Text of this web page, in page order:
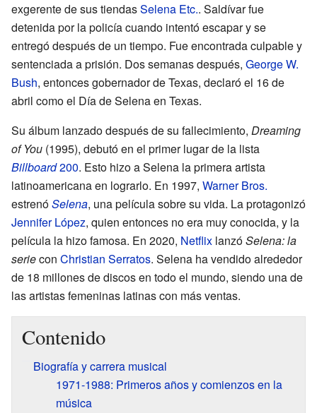
exgerente de sus tiendasSelena Etc.. Saldívar fue
detenida por la policía cuando intentó escapar y se
entregó después de un tiempo. Fue encontrada culpable y
sentenciada a prisión. Dos semanas después, George W.
Bush, entonces gobernador de Texas, declaró el 16 de
abril como el Día de Selena en Texas.
Su álbum lanzado después de su fallecimiento, Dreaming
of You (1995), debutó en el primer lugar de la lista
Billboard200. Esto hizo a Selena la primera artista
latinoamericana en lograrlo. En 1997, Warner Bros.
estrenóSelena, una película sobre su vida. La protagonizó
Jennifer López, quien entonces no era muy conocida, y la
película la hizo famosa. En 2020, Netflix lanzóSelena: la
seriecon Christian Serratos. Selena ha vendido alrededor
de 18 millones de discos en todo el mundo, siendo una de
las artistas femeninas latinas con más ventas.
Contenido
Biografía y carrera musical
1971-1988: Primeros años y comienzos en la
música